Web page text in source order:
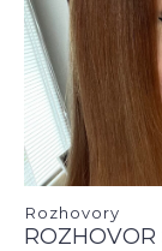
Rozhovory
ROZHOVOR